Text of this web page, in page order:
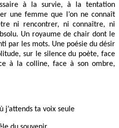
à la survie, à la tentation
une femme que l’on ne connaît
ni rencontrer, ni connaître, ni
Un royaume de chair dont le
par les mots. Une poésie du désir
sur le silence du poète, face
à la colline, face à son ombre,
j’attends ta voix seule